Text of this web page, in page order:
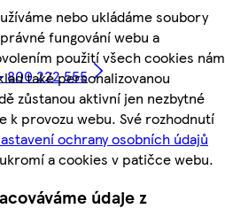
nebo ukládáme soubory
fungování webu a
použití všech cookies nám
také personalizovanou
zůstanou aktivní jen nezbytné
provozu webu. Své rozhodnutí
ochrany osobních údajů
a cookies v patičce webu.
údaje z
800 222 555